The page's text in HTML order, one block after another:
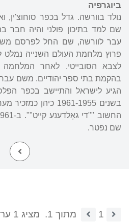
ביוגרפיה
נולד בוורשה. גדל בכפר סוחוצ'ין,
שם למד בתיכון פולני והיה חבר
עבר לוורשה, שם החל לפרסם
פרוץ מלחמת העולם השנייה נמלט
לצבא הסובייטי. לאחר המלחמה
הגיע לישראל והתיישב בכפר
בשנים 1961-1955
שם נפטר.
1 מתוך 1. מציג 1 ערכים.